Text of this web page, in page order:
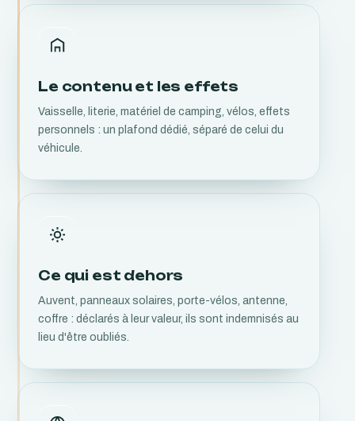
Le contenu et les effets
Vaisselle, literie, matériel de camping, vélos, effets
personnels : un plafond dédié, séparé de celui du
véhicule.
Ce qui est dehors
Auvent, panneaux solaires, porte-vélos, antenne,
coffre : déclarés à leur valeur, ils sont indemnisés au
lieu d'être oubliés.